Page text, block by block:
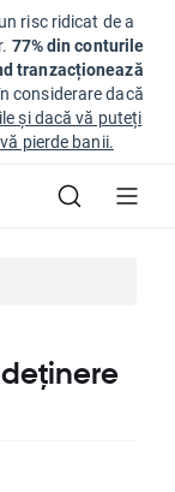
risc ridicat de a
77% din conturile
tranzacționează
considerare dacă
și dacă vă puteți
pierde banii.
deținere